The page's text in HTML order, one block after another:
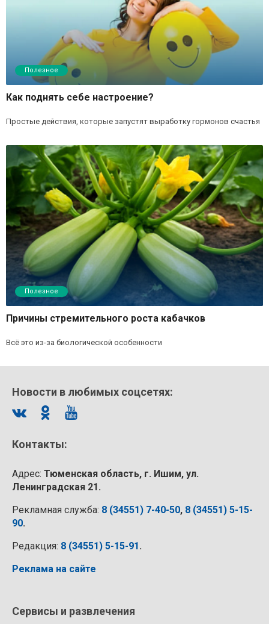
Полезное
Как поднять себе настроение?
Простые действия, которые запустят выработку гормонов счастья
Полезное
Причины стремительного роста кабачков
Всё это из-за биологической особенности
Новости в любимых соцсетях:
Контакты:
Адрес: Тюменская область, г. Ишим, ул.
Ленинградская 21.
Рекламная служба: 8 (34551) 7-40-50, 8 (34551) 5-15-
90.
Редакция: 8 (34551) 5-15-91.
Реклама на сайте
Сервисы и развлечения